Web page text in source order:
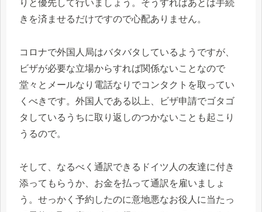
りと優先して行いましょう。そうすればあとは手続
きを済ませるだけですので心配ありません。
コロナで外国人局はバタバタしているようですが、
ビザが必要な立場からすれば関係ないことなので
堂々とメールなり電話なりでコンタクトを取ってい
くべきです。外国人である以上、ビザ申請でゴタゴ
タしているうちに取り返しのつかないことも起こり
うるので。
そして、なるべく通訳できるドイツ人の友達に付き
添ってもらうか、お金を払って通訳を雇いましょ
う。せっかく予約したのに意地悪なお役人に当たっ